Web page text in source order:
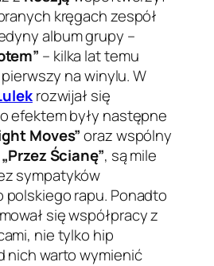
kręgach zespół
album grupy –
– kilka lat temu
na winylu. W
rozwijał się
efektem były następne
Moves”oraz wspólny
„Przez Ścianę”, są mile
sympatyków
rapu. Ponadto
się współpracy z
nie tylko hip
nich warto wymienić